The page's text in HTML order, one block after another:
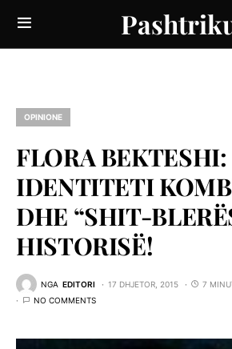
OPINIONE
FLORA BEKTESHI:
IDENTITETI
DHE “SHIT-
HISTORISË!
NGA EDITORI 17 DHJETOR, 2015
7
NO COMMENTS